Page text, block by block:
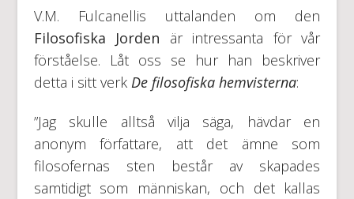
V.M. Fulcanellis uttalanden om den
Filosofiska Jorden är intressanta för vår
förståelse. Låt oss se hur han beskriver
detta i sitt verk De filosofiska hemvisterna:
”Jag skulle alltså vilja säga, hävdar en
anonym författare, att det ämne som
filosofernas sten består av skapades
samtidigt som människan, och det kallas